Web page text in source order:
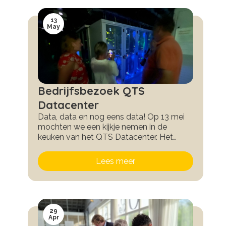
Maas het stokje van Sarolta over.
13
May
Bedrijfsbezoek QTS
Datacenter
Data, data en nog eens data! Op 13 mei
mochten we een kijkje nemen in de
keuken van het QTS Datacenter. Het
we werden meegenomen in de wereld
van bits en bytes, driedubbele
Lees meer
29
Apr